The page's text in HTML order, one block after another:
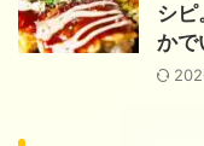
シピ
かで